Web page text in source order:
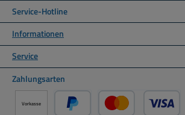
Service-Hotline
Informationen
Service
Zahlungsarten
Vorkasse